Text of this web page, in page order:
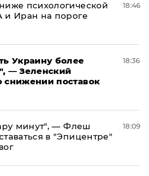
психологической
и Иран на пороге
18:46
Украину более
— Зеленский
снижении поставок
18:36
минут", — Флеш
в "Эпицентре"
18:09